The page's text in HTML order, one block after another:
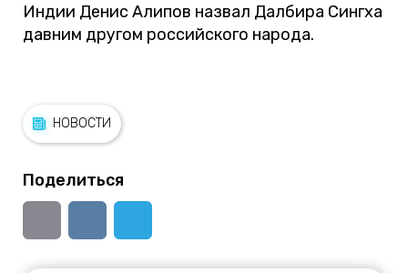
Индии Денис Алипов назвал Далбира Сингха
давним другом российского народа.
НОВОСТИ
Поделиться